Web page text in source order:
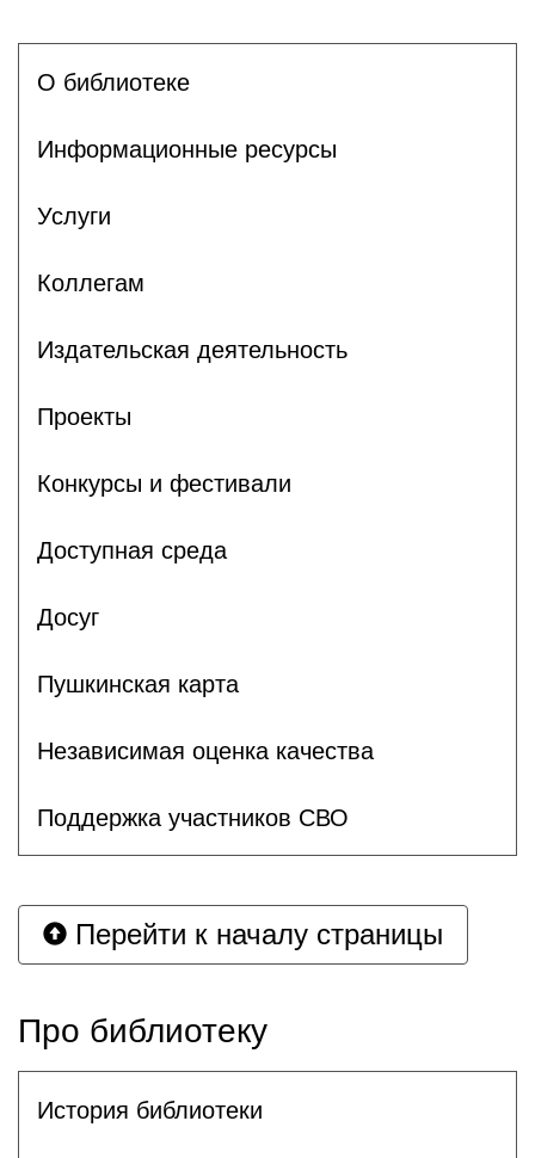
О библиотеке
Информационные ресурсы
Услуги
Коллегам
Издательская деятельность
Проекты
Конкурсы и фестивали
Доступная среда
Досуг
Пушкинская карта
Независимая оценка качества
Поддержка участников СВО
Перейти к началу страницы
Про библиотеку
История библиотеки